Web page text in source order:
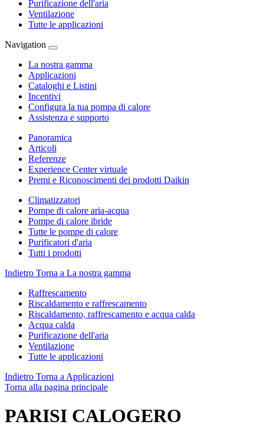
Purificazione dell'aria
Ventilazione
Tutte le applicazioni
Navigation
La nostra gamma
Applicazioni
Cataloghi e Listini
Incentivi
Configura la tua pompa di calore
Assistenza e supporto
Panoramica
Articoli
Referenze
Experience Center virtuale
Premi e Riconoscimenti dei prodotti Daikin
Climatizzatori
Pompe di calore aria-acqua
Pompe di calore ibride
Tutte le pompe di calore
Purificatori d'aria
Tutti i prodotti
Indietro Torna a La nostra gamma
Raffrescamento
Riscaldamento e raffrescamento
Riscaldamento, raffrescamento e acqua calda
Acqua calda
Purificazione dell'aria
Ventilazione
Tutte le applicazioni
Indietro Torna a Applicazioni
Torna alla pagina principale
PARISI CALOGERO